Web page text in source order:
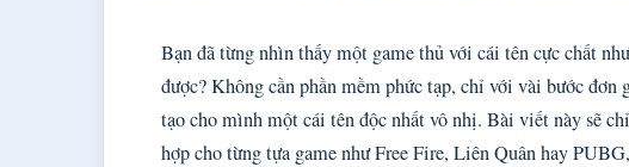
Bạn đã từng nhìn thấy một game thủ với cái tên cực chất
được? Không cần phần mềm phức tạp, chỉ với vài bước
tạo cho mình một cái tên độc nhất vô nhị. Bài viết này sẽ
hợp cho từng tựa game như Free Fire, Liên Quân hay